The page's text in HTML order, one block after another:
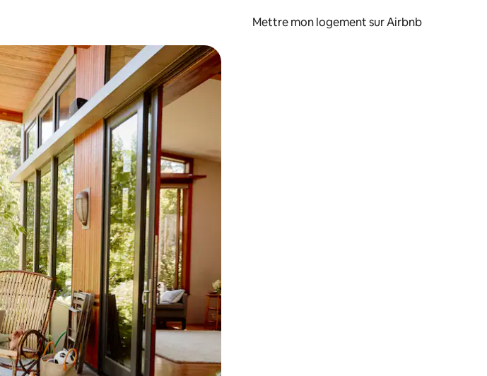
Mettre mon logement sur Airbnb
parcourir ou en appuyant et en faisant glisser.